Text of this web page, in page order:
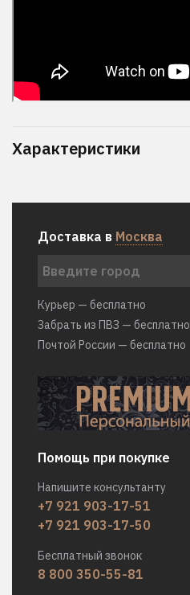
Характеристики
Доставка в Москва
Курьер — бесплатно
Забрать из ПВЗ — бесплатно
Почтой России — бесплатно
Помощь при покупке
Напишите консультанту
+7 921 903-17-51
+7 921 903-17-50
Бесплатный звонок
8 800 350-55-81